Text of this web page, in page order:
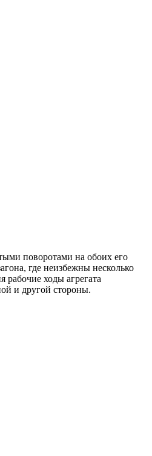
поворо­тами на обоих его
где неизбежны не­сколько
ходы агрегата
и другой стороны.